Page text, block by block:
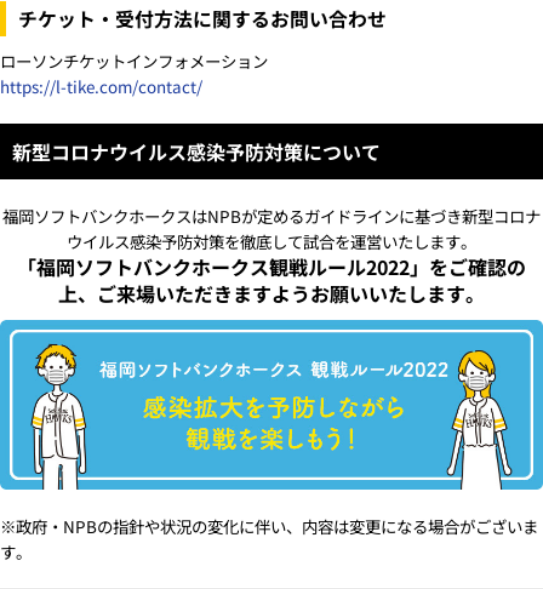
チケット・受付方法に関するお問い合わせ
ローソンチケットインフォメーション
https://l-tike.com/contact/
新型コロナウイルス感染予防対策について
福岡ソフトバンクホークスはNPBが定めるガイドラインに基づき新型コロナ
ウイルス感染予防対策を徹底して試合を運営いたします。
「福岡ソフトバンクホークス観戦ルール2022」をご確認の
上、 ご来場いただきますようお願いいたします。
※政府・NPBの指針や状況の変化に伴い、内容は変更になる場合がございま
す。